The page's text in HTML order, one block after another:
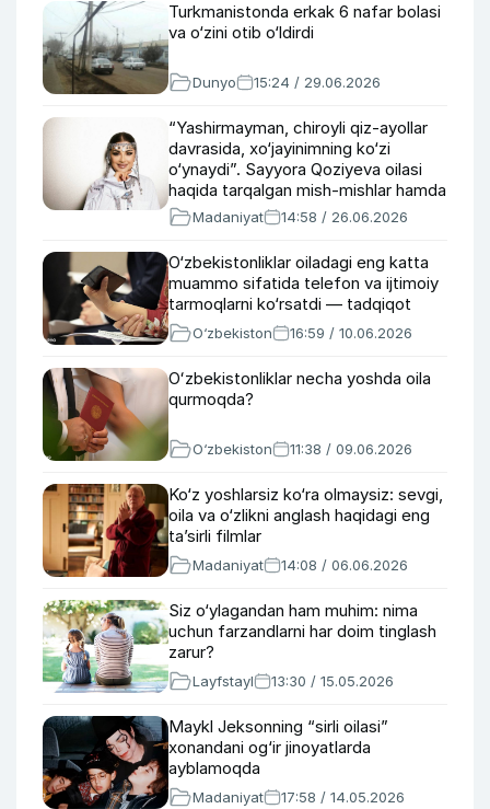
Turkmanistonda erkak 6 nafar bolasi
va o‘zini otib o‘ldirdi
Dunyo 15:24 / 29.06.2026
“Yashirmayman, chiroyli qiz-ayollar
davrasida, xo‘jayinimning ko‘zi
o‘ynaydi”. Sayyora Qoziyeva oilasi
haqida tarqalgan mish-mishlar hamda
taqdirlanishni kutgani haqida
Madaniyat 14:58 / 26.06.2026
O‘zbekistonliklar oiladagi eng katta
muammo sifatida telefon va ijtimoiy
tarmoqlarni ko‘rsatdi — tadqiqot
O‘zbekiston 16:59 / 10.06.2026
Oʻzbekistonliklar necha yoshda oila
qurmoqda?
O‘zbekiston 11:38 / 09.06.2026
Ko‘z yoshlarsiz ko‘ra olmaysiz: sevgi,
oila va o‘zlikni anglash haqidagi eng
ta’sirli filmlar
Madaniyat 14:08 / 06.06.2026
Siz o‘ylagandan ham muhim: nima
uchun farzandlarni har doim tinglash
zarur?
Layfstayl 13:30 / 15.05.2026
Maykl Jeksonning “sirli oilasi”
xonandani og‘ir jinoyatlarda
ayblamoqda
Madaniyat 17:58 / 14.05.2026